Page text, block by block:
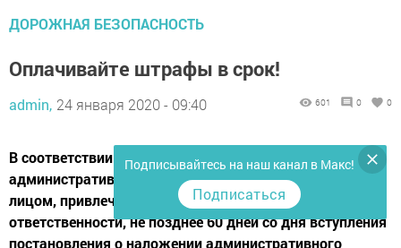
ДОРОЖНАЯ БЕЗОПАСНОСТЬ
Оплачивайте штрафы в срок!
admin, 24 января 2020 - 09:40 601 0 0
В соответствии с требованиями КоАП РФ
административный штраф должен быть уплачен
лицом, привлеченным к административной
ответственности, не позднее 60 дней со дня вступления
постановления о наложении административного
Подписывайтесь на наш канал в Макс!
Подписаться